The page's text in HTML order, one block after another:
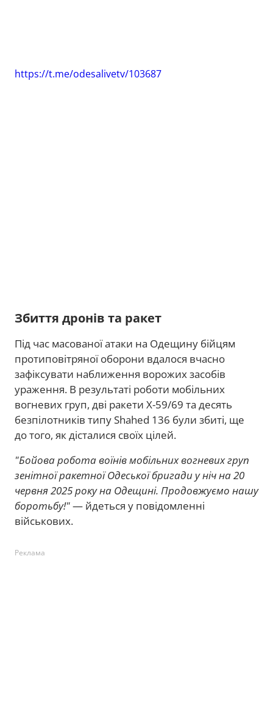
https://t.me/odesalivetv/103687
Збиття дронів та ракет
Під час масованої атаки на Одещину бійцям
протиповітряної оборони вдалося вчасно
зафіксувати наближення ворожих засобів
ураження. В результаті роботи мобільних
вогневих груп, дві ракети Х-59/69 та десять
безпілотників типу Shahed 136 були збиті, ще
до того, як дісталися своїх цілей.
"Бойова робота воїнів мобільних вогневих груп
зенітної ракетної Одеської бригади у ніч на 20
червня 2025 року на Одещині. Продовжуємо нашу
боротьбу!"— йдеться у повідомленні
військових.
Реклама